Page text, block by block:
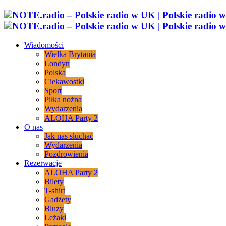
Wiadomości
Wielka Brytania
Londyn
Polska
Ciekawostki
Sport
Piłka nożna
Wydarzenia
ALOHA Party 2
O nas
Jak nas słuchać
Wydarzenia
Pozdrowienia
Rezerwacje
ALOHA Party 2
Bilety
T-shirt
Gadżety
Bluzy
Leżaki